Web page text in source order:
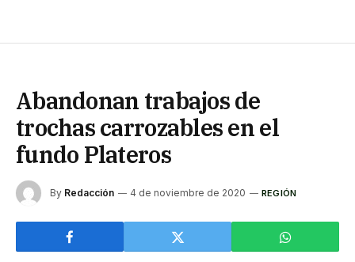
Abandonan trabajos de
trochas carrozables en el
fundo Plateros
By Redacción 4 de noviembre de 2020 REGIÓN